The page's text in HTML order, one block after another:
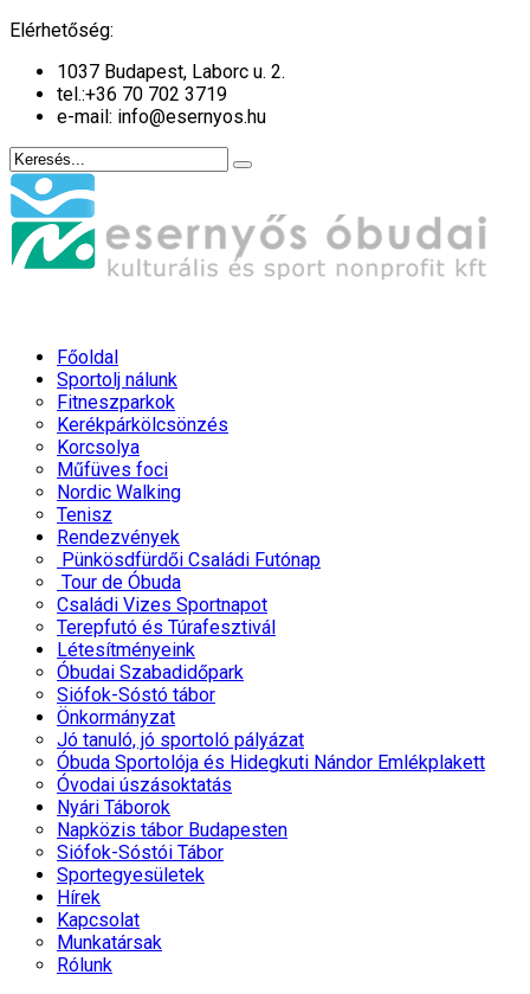
Elérhetőség:
1037 Budapest, Laborc u. 2.
tel.:+36 70 702 3719
e-mail: info@esernyos.hu
Főoldal
Sportolj nálunk
Fitneszparkok
Kerékpárkölcsönzés
Korcsolya
Műfüves foci
Nordic Walking
Tenisz
Rendezvények
Pünkösdfürdői Családi Futónap
Tour de Óbuda
Családi Vizes Sportnapot
Terepfutó és Túrafesztivál
Létesítményeink
Óbudai Szabadidőpark
Siófok-Sóstó tábor
Önkormányzat
Jó tanuló, jó sportoló pályázat
Óbuda Sportolója és Hidegkuti Nándor Emlékplakett
Óvodai úszásoktatás
Nyári Táborok
Napközis tábor Budapesten
Siófok-Sóstói Tábor
Sportegyesületek
Hírek
Kapcsolat
Munkatársak
Rólunk
év
hónap
év
hónap